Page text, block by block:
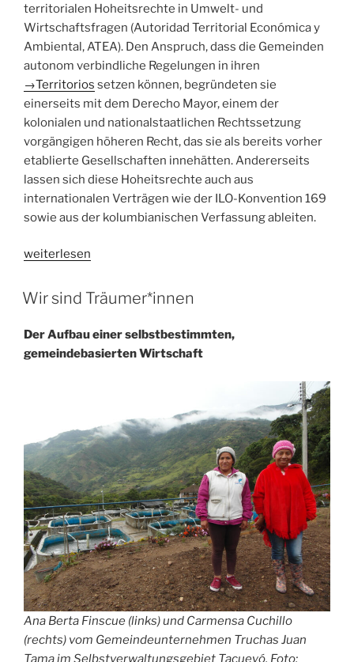
territorialen Hoheitsrechte in Umwelt- und
Wirtschaftsfragen (Autoridad Territorial Económica y
Ambiental, ATEA). Den Anspruch, dass die Gemeinden
autonom verbindliche Regelungen in ihren
→Territorios setzen können, begründeten sie
einerseits mit dem Derecho Mayor, einem der
kolonialen und nationalstaatlichen Rechtssetzung
vorgängigen höheren Recht, das sie als bereits vorher
etablierte Gesellschaften innehätten. Andererseits
lassen sich diese Hoheitsrechte auch aus
internationalen Verträgen wie der ILO-Konvention 169
sowie aus der kolumbianischen Verfassung ableiten.
„Territoriale
in
und
Wirtschaftsfragen“
weiterlesen
Wir sind Träumer*innen
Der Aufbau einer selbstbestimmten,
gemeindebasierten Wirtschaft
Ana Berta Finscue (links) und Carmensa Cuchillo
(rechts) vom Gemeindeunternehmen Truchas Juan
Tama im Selbstverwaltungsgebiet Tacueyó. Foto: